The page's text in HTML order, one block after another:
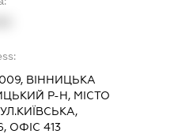
ВІННИЦЬКА
Р-Н, МІСТО
ОФІС 413